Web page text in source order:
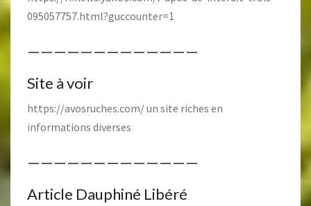
095057757.html?guccounter=1
—————————————
Site à voir
https://avosruches.com/un site riches en
informations diverses
—————————————
Article Dauphiné Libéré